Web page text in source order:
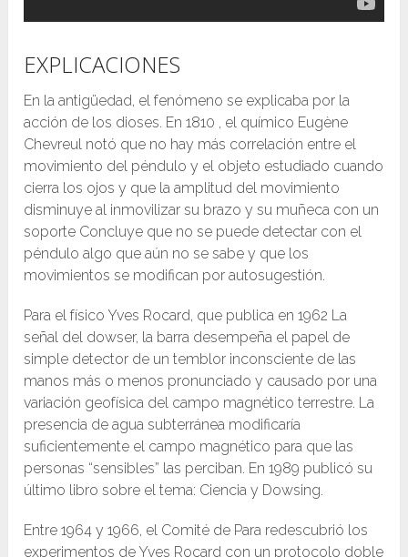
EXPLICACIONES
En la antigüedad, el fenómeno se explicaba por la
acción de los dioses. En 1810 , el químico Eugène
Chevreul notó que no hay más correlación entre el
movimiento del péndulo y el objeto estudiado cuando
cierra los ojos y que la amplitud del movimiento
disminuye al inmovilizar su brazo y su muñeca con un
soporte Concluye que no se puede detectar con el
péndulo algo que aún no se sabe y que los
movimientos se modifican por autosugestión.
Para el físico Yves Rocard, que publica en 1962 La
señal del dowser, la barra desempeña el papel de
simple detector de un temblor inconsciente de las
manos más o menos pronunciado y causado por una
variación geofísica del campo magnético terrestre. La
presencia de agua subterránea modificaría
suficientemente el campo magnético para que las
personas “sensibles” las perciban. En 1989 publicó su
último libro sobre el tema: Ciencia y Dowsing.
Entre 1964 y 1966, el Comité de Para redescubrió los
experimentos de Yves Rocard con un protocolo doble